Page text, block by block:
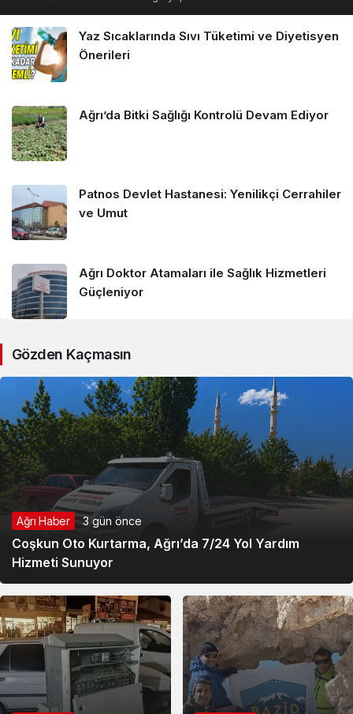
Yaz Sıcaklarında Sıvı Tüketimi ve Diyetisyen
Önerileri
Ağrı’da Bitki Sağlığı Kontrolü Devam Ediyor
Patnos Devlet Hastanesi: Yenilikçi Cerrahiler
ve Umut
Ağrı Doktor Atamaları ile Sağlık Hizmetleri
Güçleniyor
Gözden Kaçmasın
Ağrı Haber 3 gün önce
Coşkun Oto Kurtarma, Ağrı’da 7/24 Yol Yardım
Hizmeti Sunuyor